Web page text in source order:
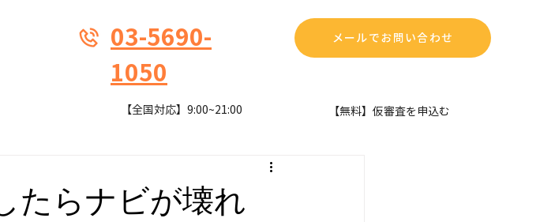
03-5690-
1050
【全国対応】9:00~21:00
メールでお問い合わせ
​【無料】仮審査を申込む
たらナビが壊れ